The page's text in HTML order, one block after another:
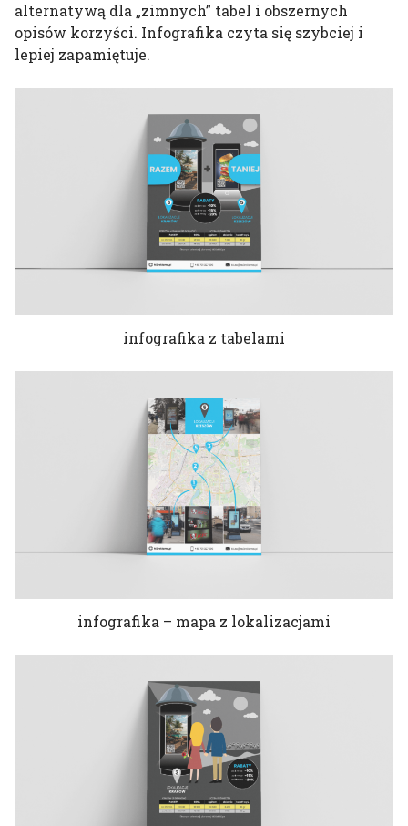
alternatywą dla „zimnych” tabel i obszernych
opisów korzyści. Infografika czyta się szybciej i
lepiej zapamiętuje.
infografika z tabelami
infografika – mapa z lokalizacjami